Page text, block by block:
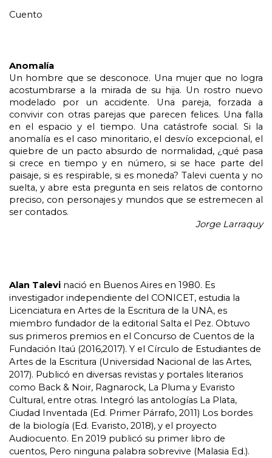
Cuento
Anomalía
Un hombre que se desconoce. Una mujer que no logra
acostumbrarse a la mirada de su hija. Un rostro nuevo
modelado por un accidente. Una pareja, forzada a
convivir con otras parejas que parecen felices. Una falla
en el espacio y el tiempo. Una catástrofe social. Si la
anomalía es el caso minoritario, el desvío excepcional, el
quiebre de un pacto absurdo de normalidad, ¿qué pasa
si crece en tiempo y en número, si se hace parte del
paisaje, si es respirable, si es moneda? Talevi cuenta y no
suelta, y abre esta pregunta en seis relatos de contorno
preciso, con personajes y mundos que se estremecen al
ser contados.
Jorge Larraquy
Alan Talevi nació en Buenos Aires en 1980. Es
investigador independiente del CONICET, estudia la
Licenciatura en Artes de la Escritura de la UNA, es
miembro fundador de la editorial Salta el Pez. Obtuvo
sus primeros premios en el Concurso de Cuentos de la
Fundación Itaú (2016,2017). Y el Círculo de Estudiantes de
Artes de la Escritura (Universidad Nacional de las Artes,
2017). Publicó en diversas revistas y portales literarios
como Back & Noir, Ragnarock, La Pluma y Evaristo
Cultural, entre otras. Integró las antologías La Plata,
Ciudad Inventada (Ed. Primer Párrafo, 2011) Los bordes
de la biología (Ed. Evaristo, 2018), y el proyecto
Audiocuento. En 2019 publicó su primer libro de
cuentos, Pero ninguna palabra sobrevive (Malasia Ed.).